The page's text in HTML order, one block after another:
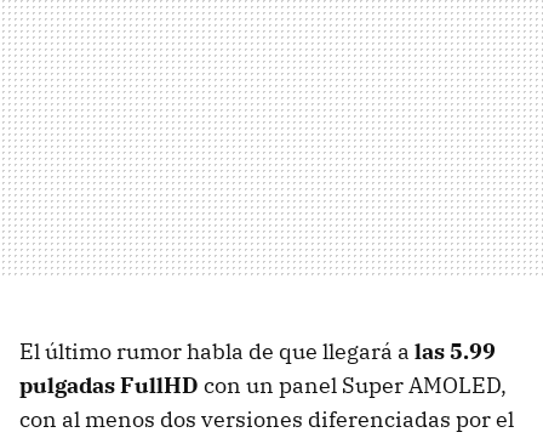
El último rumor habla de que llegará a las 5.99
pulgadas FullHD con un panel Super AMOLED,
con al menos dos versiones diferenciadas por el